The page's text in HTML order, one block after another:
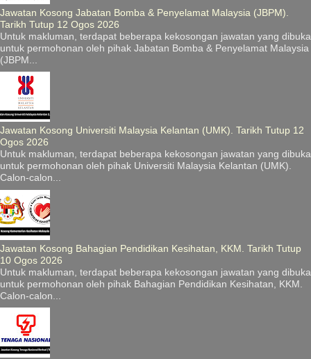
Jawatan Kosong Jabatan Bomba & Penyelamat Malaysia (JBPM).
Tarikh Tutup 12 Ogos 2026
Untuk makluman, terdapat beberapa kekosongan jawatan yang dibuka
untuk permohonan oleh pihak Jabatan Bomba & Penyelamat Malaysia
(JBPM...
Jawatan Kosong Universiti Malaysia Kelantan (UMK). Tarikh Tutup 12
Ogos 2026
Untuk makluman, terdapat beberapa kekosongan jawatan yang dibuka
untuk permohonan oleh pihak Universiti Malaysia Kelantan (UMK).
Calon-calon...
Jawatan Kosong Bahagian Pendidikan Kesihatan, KKM. Tarikh Tutup
10 Ogos 2026
Untuk makluman, terdapat beberapa kekosongan jawatan yang dibuka
untuk permohonan oleh pihak Bahagian Pendidikan Kesihatan, KKM.
Calon-calon...